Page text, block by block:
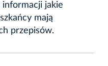
informacji jakie
mają
przepisów.